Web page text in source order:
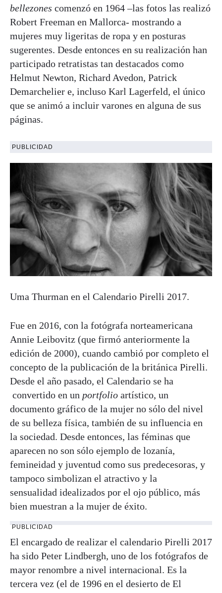
bellezones comenzó en 1964 –las fotos las realizó
Robert Freeman en Mallorca- mostrando a
mujeres muy ligeritas de ropa y en posturas
sugerentes. Desde entonces en su realización han
participado retratistas tan destacados como
Helmut Newton, Richard Avedon, Patrick
Demarchelier e, incluso Karl Lagerfeld, el único
que se animó a incluir varones en alguna de sus
páginas.
PUBLICIDAD
Uma Thurman en el Calendario Pirelli 2017.
Fue en 2016, con la fotógrafa norteamericana
Annie Leibovitz (que firmó anteriormente la
edición de 2000), cuando cambió por completo el
concepto de la publicación de la británica Pirelli.
Desde el año pasado, el Calendario se ha
convertido en un portfolio artístico, un
documento gráfico de la mujer no sólo del nivel
de su belleza física, también de su influencia en
la sociedad. Desde entonces, las féminas que
aparecen no son sólo ejemplo de lozanía,
femineidad y juventud como sus predecesoras, y
tampoco simbolizan el atractivo y la
sensualidad idealizados por el ojo público, más
bien muestran a la mujer de éxito.
PUBLICIDAD
El encargado de realizar el calendario Pirelli 2017
ha sido Peter Lindbergh, uno de los fotógrafos de
mayor renombre a nivel internacional. Es la
tercera vez (el de 1996 en el desierto de El